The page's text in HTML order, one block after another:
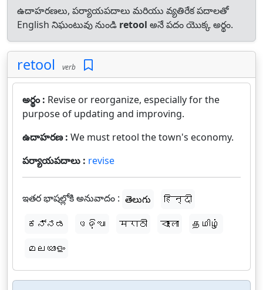
ఉదాహరణలు, పర్యాయపదాలు మరియు వ్యతిరేక పదాలతో
English నిఘంటువు నుండి retool అనే పదం యొక్క అర్థం.
retool verb
అర్థం : Revise or reorganize, especially for the
purpose of updating and improving.
ఉదాహరణ : We must retool the town's economy.
పర్యాయపదాలు : revise
ఇతర భాషల్లోకి అనువాదం : తెలుగు
हिन्दी
ಕನ್ನಡ
ଓଡ଼ିଆ मराठी বাংলা
தமிழ்
മലയാളം